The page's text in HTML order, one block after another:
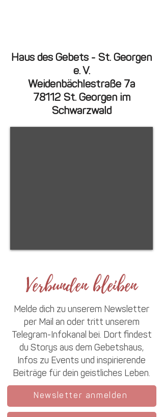
Haus des Gebets - St. Georgen
e. V.
Weidenbächlestraße 7a
78112 St. Georgen im
Schwarzwald
Verbunden bleiben
Melde dich zu unserem Newsletter
per Mail an oder tritt unserem
Telegram-Infokanal bei. Dort findest
du Storys aus dem Gebetshaus,
Infos zu Events und inspirierende
Beiträge für dein geistliches Leben.
Newsletter anmelden